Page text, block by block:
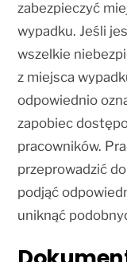
zabezpieczyć
wypadku. Jeśli
wszelkie
z miejsca
odpowiednio
zapobiec
pracowników.
przeprowadzić
podjąć
uniknąć